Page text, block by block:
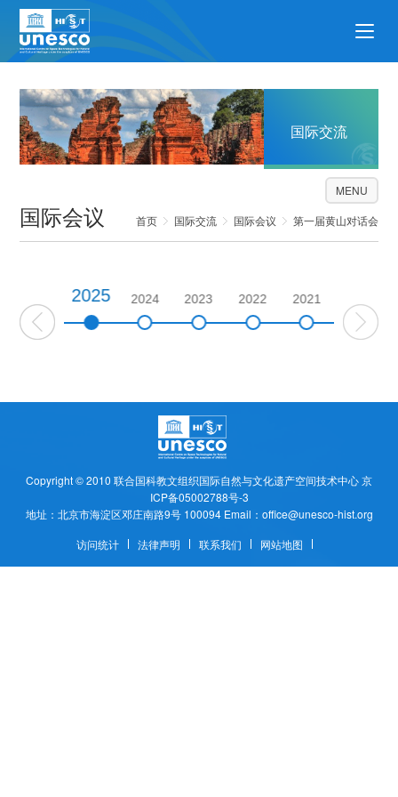
国际交流
国际会议 首页 国际交流 国际会议 第一届黄山对话会
MENU
2025 2024 2023 2022 2021
Copyright © 2010 联合国科教文组织国际自然与文化遗产空间技术中心京
ICP备05002788号-3
地址：北京市海淀区邓庄南路9号 100094 Email：office@unesco-hist.org
访问统计
法律声明 联系我们 网站地图